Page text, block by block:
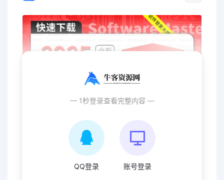
— 1秒登录查看完整内容 —
QQ登录 账号登录